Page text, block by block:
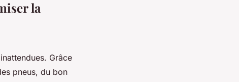
la
Grâce
pneus, du bon